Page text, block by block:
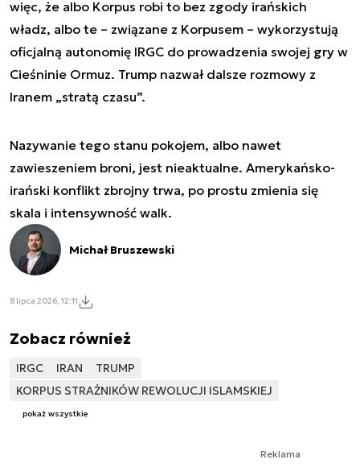
więc, że albo Korpus robi to bez zgody irańskich
władz, albo te – związane z Korpusem – wykorzystują
oficjalną autonomię IRGC do prowadzenia swojej gry w
Cieśninie Ormuz. Trump nazwał dalsze rozmowy z
Iranem „stratą czasu”.
Nazywanie tego stanu pokojem, albo nawet
zawieszeniem broni, jest nieaktualne. Amerykańsko-
irański konflikt zbrojny trwa, po prostu zmienia się
skala i intensywność walk.
Michał Bruszewski
8 lipca 2026, 12:11
Zobacz również
IRGC IRAN
TRUMP
KORPUS STRAŻNIKÓW REWOLUCJI ISLAMSKIEJ
pokaż wszystkie
Reklama